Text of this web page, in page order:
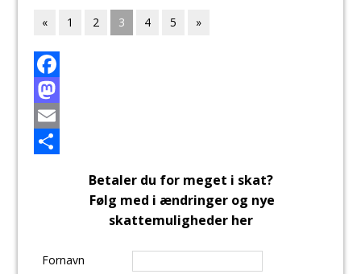
« 1 2 3 4 5 »
F
a
c
M
aE
Betaler du for meget i skat?
Følg med i ændringer og nye
skattemuligheder her
Fornavn